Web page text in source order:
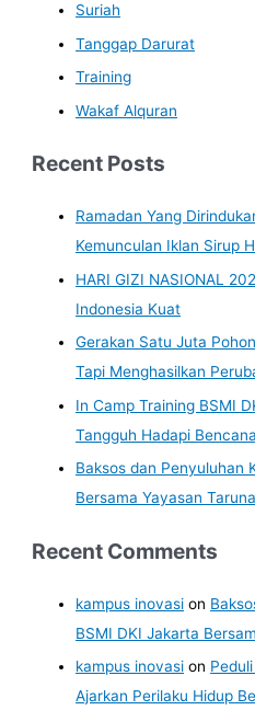
Suriah
Tanggap Darurat
Training
Wakaf Alquran
Recent Posts
Ramadan Yang
Kemunculan Iklan Sirup
HARI GIZI NASIONAL
Indonesia Kuat
Gerakan Satu Juta
Tapi Menghasilkan
In Camp Training BSMI
Tangguh Hadapi Bencana
Baksos dan Penyuluhan
Bersama Yayasan
Recent Comments
kampus inovasi on
BSMI DKI Jakarta
kampus inovasi on
Ajarkan Perilaku Hidup